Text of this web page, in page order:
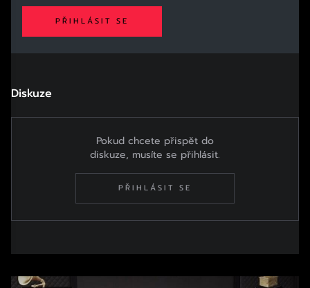
PŘIHLÁSIT SE
Diskuze
Pokud chcete přispět do
diskuze, musíte se přihlásit.
PŘIHLÁSIT SE